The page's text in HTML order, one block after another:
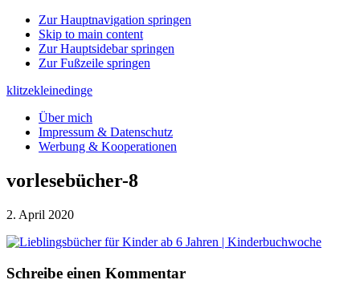
Zur Hauptnavigation springen
Skip to main content
Zur Hauptsidebar springen
Zur Fußzeile springen
klitzekleinedinge
Über mich
Impressum & Datenschutz
Werbung & Kooperationen
vorlesebücher-8
2. April 2020
Leser-
Schreibe einen Kommentar